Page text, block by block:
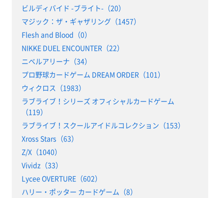
ビルディバイド -ブライト-（20）
マジック：ザ・ギャザリング（1457）
Flesh and Blood（0）
NIKKE DUEL ENCOUNTER（22）
ニベルアリーナ（34）
プロ野球カードゲーム DREAM ORDER（101）
ウィクロス（1983）
ラブライブ！シリーズ オフィシャルカードゲーム
（119）
ラブライブ！スクールアイドルコレクション（153）
Xross Stars（63）
Z/X（1040）
Vividz（33）
Lycee OVERTURE（602）
ハリー・ポッター カードゲーム（8）